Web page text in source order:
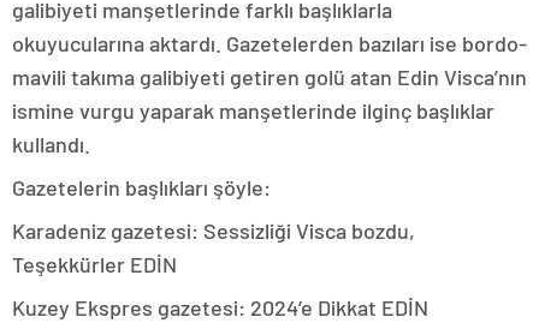
galibiyeti manşetlerinde farklı başlıklarla
okuyucularına aktardı. Gazetelerden bazıları ise bordo-
mavili takıma galibiyeti getiren golü atan Edin Visca’nın
ismine vurgu yaparak manşetlerinde ilginç başlıklar
kullandı.
Gazetelerin başlıkları şöyle:
Karadeniz gazetesi: Sessizliği Visca bozdu,
Teşekkürler EDİN
Kuzey Ekspres gazetesi: 2024’e Dikkat EDİN